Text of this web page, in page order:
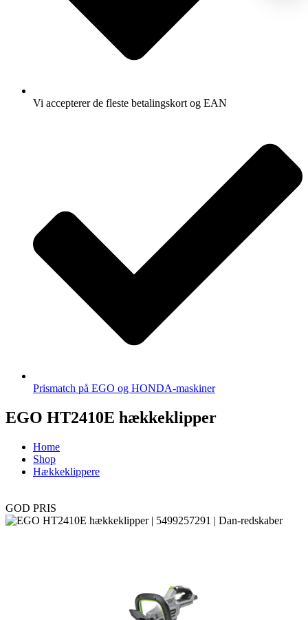
Vi accepterer de fleste betalingskort og EAN
Prismatch på EGO og HONDA-maskiner
EGO HT2410E hækkeklipper
Home
Shop
Hækkeklippere
GOD PRIS